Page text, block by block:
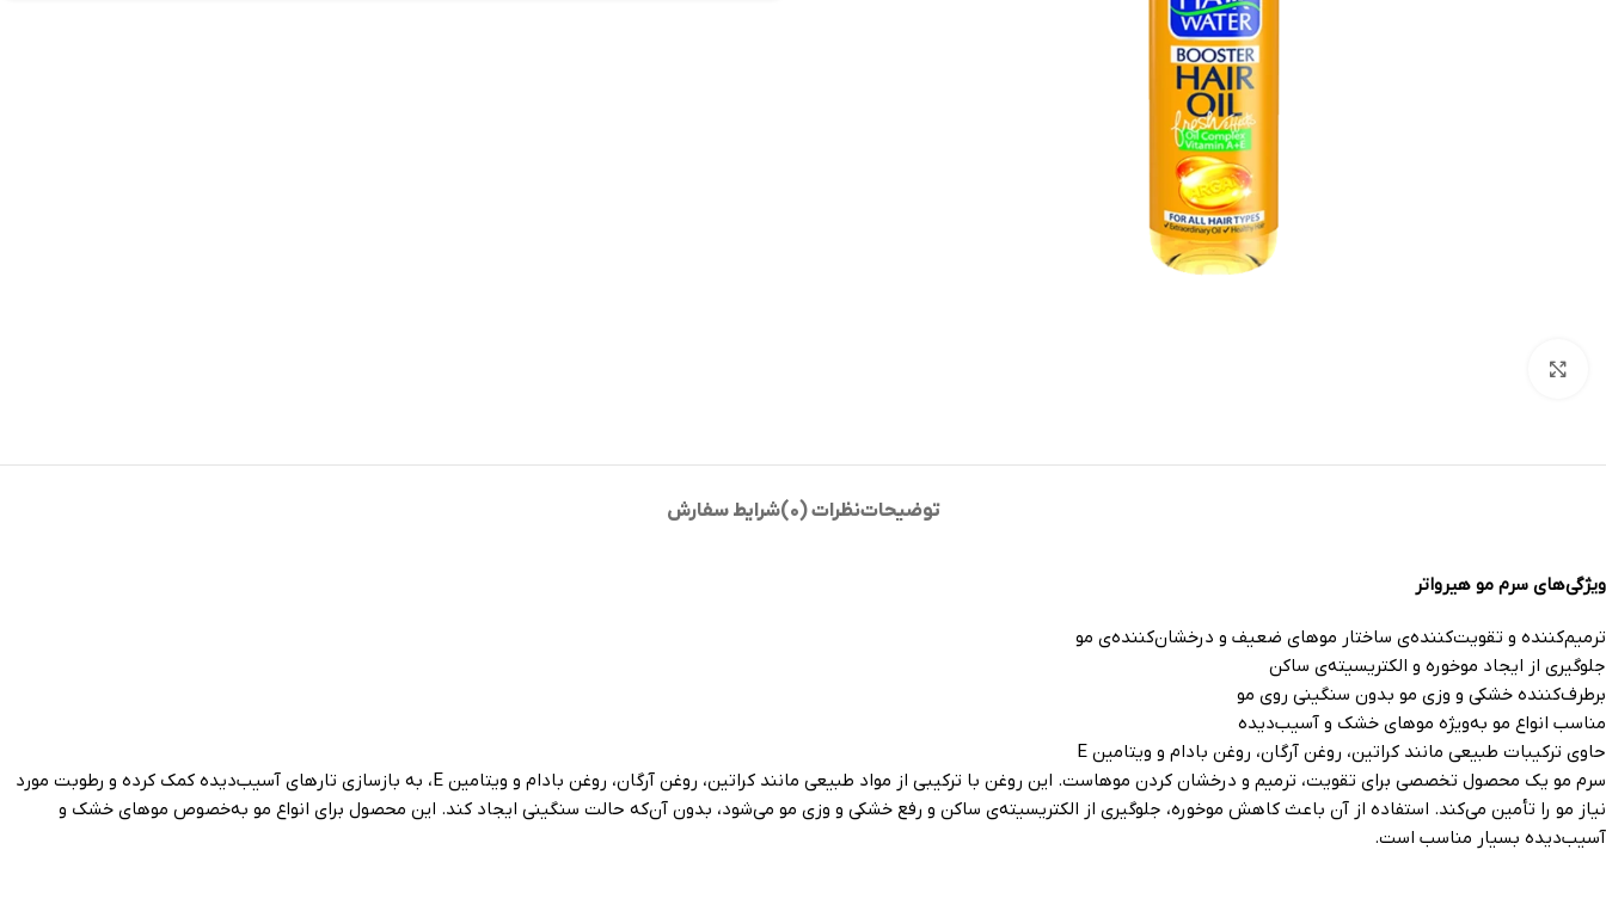
توضیحاتنظرات (0) شرایط سفارش
ویژگی‌های سرم مو هیرواتر
ترمیم‌کننده و تقویت‌کننده‌ی ساختار موهای ضعیف و درخشان‌کننده‌ی مو
جلوگیری از ایجاد موخوره و الکتریسیته‌ی ساکن
برطرف‌کننده خشکی و وزی مو بدون سنگینی روی مو
مناسب انواع مو به‌ویژه موهای خشک و آسیب‌دیده
حاوی ترکیبات طبیعی مانند کراتین، روغن آرگان، روغن بادام و ویتامین E
سرم مو یک محصول تخصصی برای تقویت، ترمیم و درخشان کردن موهاست. این روغن با ترکیبی از مواد طبیعی مانند کراتین، روغن آرگان، روغن بادام و ویتامین E، به بازسازی تارهای آسیب‌دیده کمک کرده و رطوبت مورد
نیاز مو را تأمین می‌کند. استفاده از آن باعث کاهش موخوره، جلوگیری از الکتریسیته‌ی ساکن و رفع خشکی و وزی مو می‌شود، بدون آن‌که حالت سنگینی ایجاد کند. این محصول برای انواع مو به‌خصوص موهای خشک و
آسیب‌دیده بسیار مناسب است.